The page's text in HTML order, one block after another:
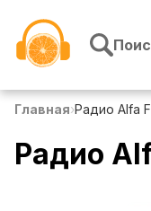
Главная›Радио Alfa
Радио